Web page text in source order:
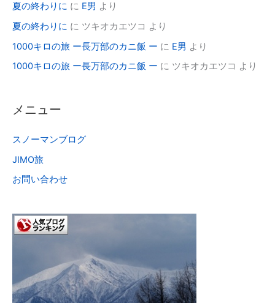
夏の終わりに に E男 より
夏の終わりに に ツキオカエツコ より
1000キロの旅 ー長万部のカニ飯 ー に E男 より
1000キロの旅 ー長万部のカニ飯 ー に ツキオカエツコ より
メニュー
スノーマンブログ
JIMO旅
お問い合わせ